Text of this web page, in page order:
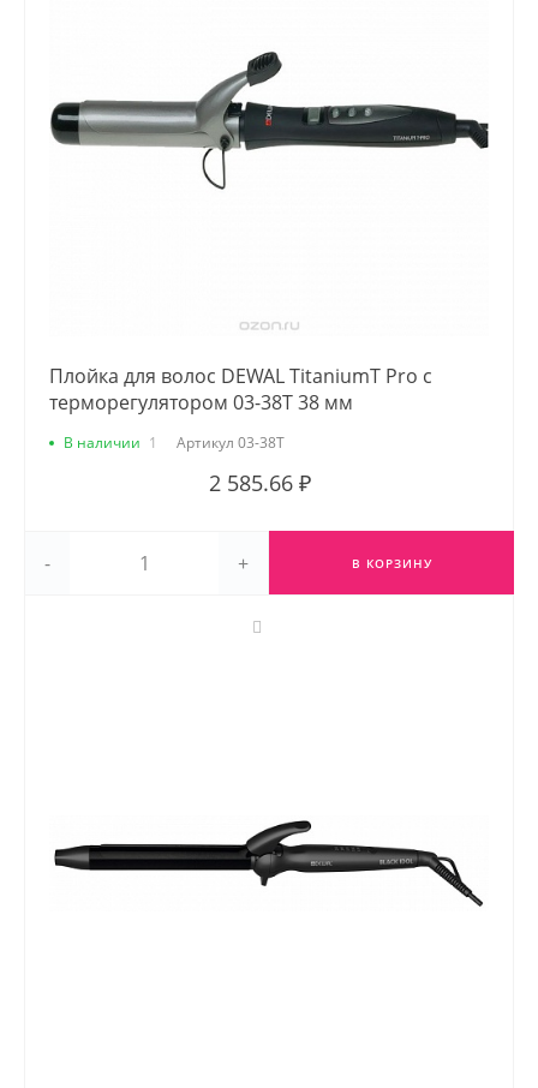
Плойка для волос DEWAL TitaniumT Pro с
терморегулятором 03-38T 38 мм
В наличии 1 Артикул 03-38T
2 585.66 ₽
- + В КОРЗИНУ